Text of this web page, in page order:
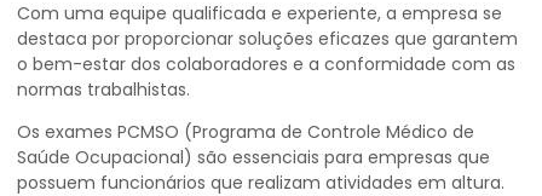
Com uma equipe qualificada e experiente, a empresa se
destaca por proporcionar soluções eficazes que garantem
o bem-estar dos colaboradores e a conformidade com as
normas trabalhistas.
Os exames PCMSO (Programa de Controle Médico de
Saúde Ocupacional) são essenciais para empresas que
possuem funcionários que realizam atividades em altura.